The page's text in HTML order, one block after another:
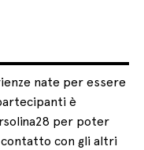
nate per essere
è
per poter
con gli altri